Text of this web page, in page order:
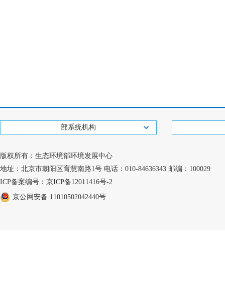
部系统机构
版权所有：生态环境部环境发展中心
地址：北京市朝阳区育慧南路1号 电话：010-84636343 邮编：100029
ICP备案编号：京ICP备12011416号-2
京公网安备 11010502042440号